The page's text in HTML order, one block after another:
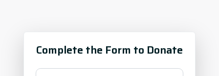
Complete the Form to Donate